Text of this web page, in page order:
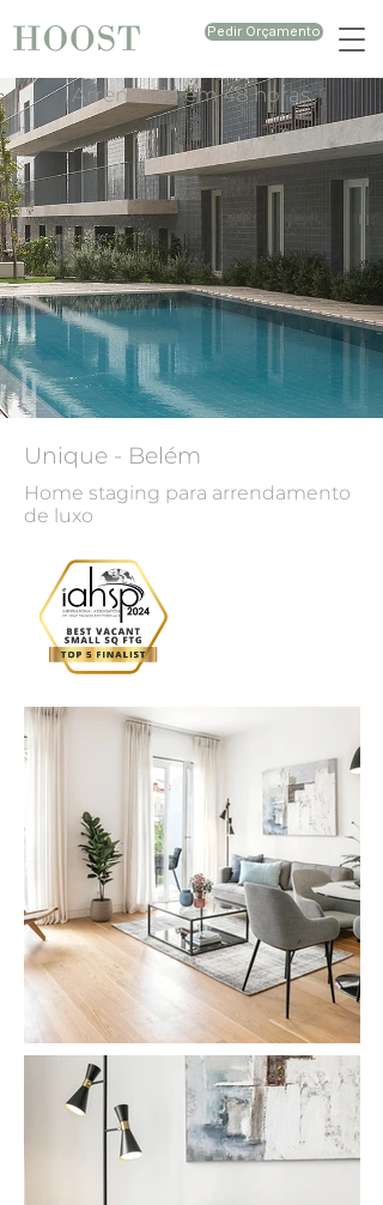
Pedir Orçamento
Arrendado em 48 horas
Unique - Belém
Home staging para arrendamento
de luxo